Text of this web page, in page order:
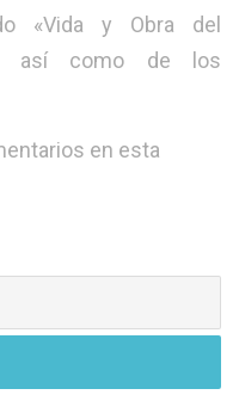
«Vida y Obra del
así como de los
en esta